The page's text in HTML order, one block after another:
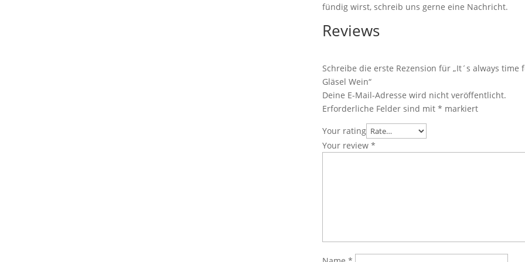
fündig wirst, schreib uns gerne eine Nachricht.
Reviews
Schreibe die erste Rezension für „It´s always time
Gläsel Wein“
Deine E-Mail-Adresse wird nicht veröffentlicht.
Erforderliche Felder sind mit * markiert
Your rating
Your review *